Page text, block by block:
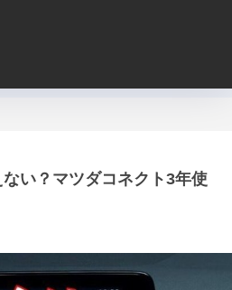
い？マツダコネクト3年使